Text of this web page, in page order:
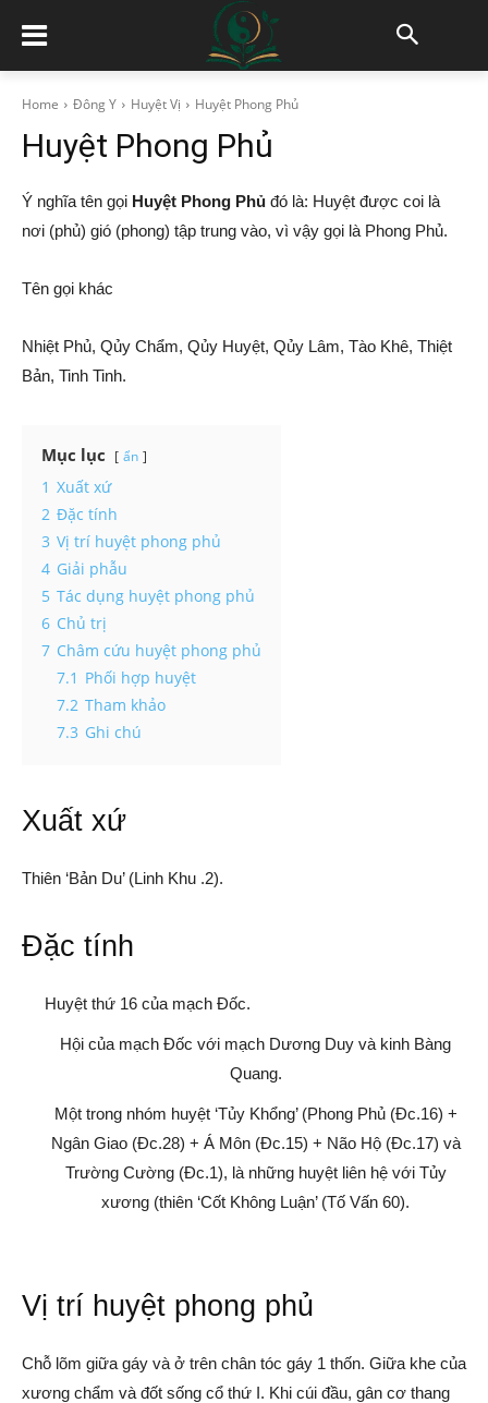
Home Đông Y Huyệt Vị Huyệt Phong Phủ
Huyệt Phong Phủ
Ý nghĩa tên gọi Huyệt Phong Phủ đó là: Huyệt được coi là
nơi (phủ) gió (phong) tập trung vào, vì vậy gọi là Phong Phủ.
Tên gọi khác
Nhiệt Phủ, Qủy Chẩm, Qủy Huyệt, Qủy Lâm, Tào Khê, Thiệt
Bản, Tinh Tinh.
Mục lục ẩn
1 Xuất xứ
2 Đặc tính
3 Vị trí huyệt phong phủ
4 Giải phẫu
5 Tác dụng huyệt phong phủ
6 Chủ trị
7 Châm cứu huyệt phong phủ
7.1 Phối hợp huyệt
7.2 Tham khảo
7.3 Ghi chú
Xuất xứ
Thiên ‘Bản Du’ (Linh Khu .2).
Đặc tính
Huyệt thứ 16 của mạch Đốc.
Hội của mạch Đốc với mạch Dương Duy và kinh Bàng
Quang.
Một trong nhóm huyệt ‘Tủy Khổng’ (Phong Phủ (Đc.16) +
Ngân Giao (Đc.28) + Á Môn (Đc.15) + Não Hộ (Đc.17) và
Trường Cường (Đc.1), là những huyệt liên hệ với Tủy
xương (thiên ‘Cốt Không Luận’ (Tố Vấn 60).
Vị trí huyệt phong phủ
Chỗ lõm giữa gáy và ở trên chân tóc gáy 1 thốn. Giữa khe của
xương chẩm và đốt sống cổ thứ I. Khi cúi đầu, gân cơ thang